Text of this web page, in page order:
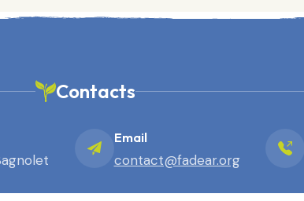
Contacts
Email
contact@fadear.org